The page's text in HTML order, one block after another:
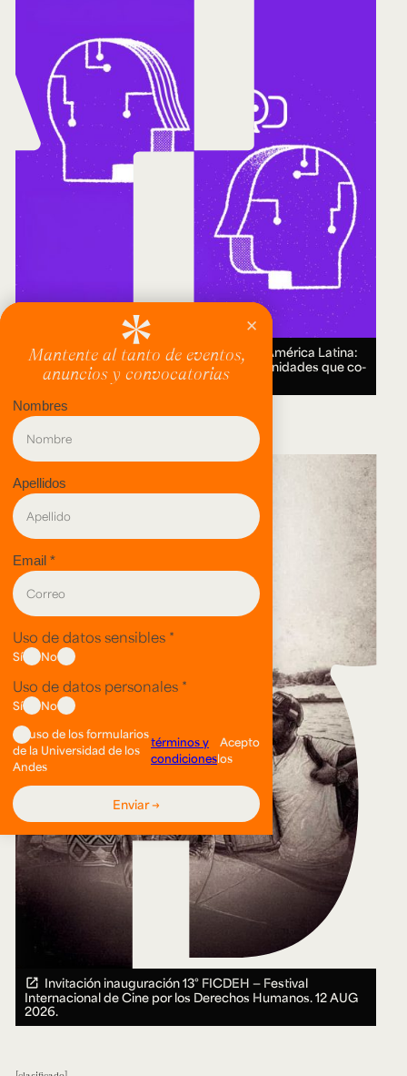
Encuentro Humanidades Digitales en América Latina:
genealogías, conocimiento abierto y comunidades que co-
crean.18 AUG 2026.
evento
Invitación inauguración 13° FICDEH — Festival
Internacional de Cine por los Derechos Humanos.12 AUG
2026.